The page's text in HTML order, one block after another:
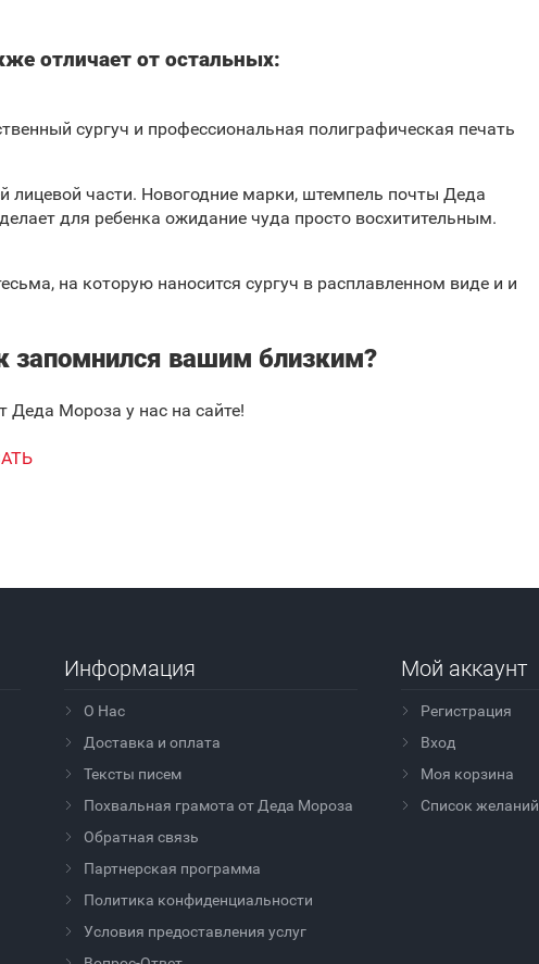
отличает от остальных:
сургуч и профессиональная полиграфическая печать
части. Новогодние марки, штемпель почты Деда
для ребенка ожидание чуда просто восхитительным.
на которую наносится сургуч в расплавленном виде и и
запомнился вашим близким?
Деда Мороза у нас на сайте!
Информация
О Нас
Доставка и оплата
Тексты писем
Похвальная грамота от Деда Мороза
Обратная связь
Партнерская программа
Политика конфиденциальности
Условия предоставления услуг
Мой аккаунт
Регистрация
Вход
Моя корзина
Cписок желаний